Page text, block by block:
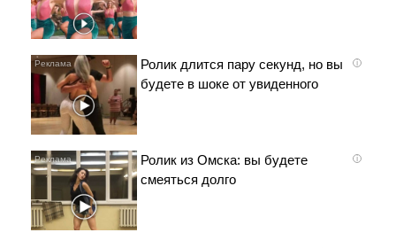
i
Ролик длится пару секунд, но вы
будете в шоке от увиденного
i
Ролик из Омска: вы будете
смеяться долго